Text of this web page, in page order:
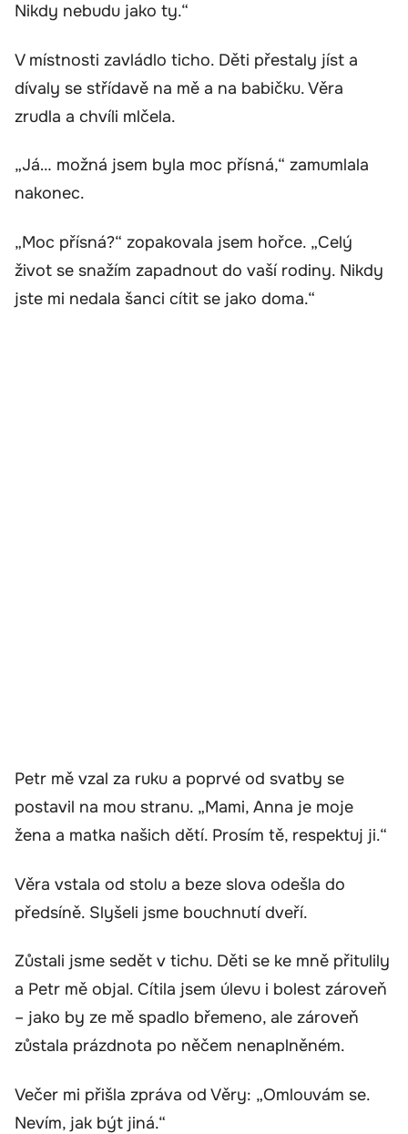
Nikdy nebudu jako ty.“
V místnosti zavládlo ticho. Děti přestaly jíst a
dívaly se střídavě na mě a na babičku. Věra
zrudla a chvíli mlčela.
„Já… možná jsem byla moc přísná,“ zamumlala
nakonec.
„Moc přísná?“ zopakovala jsem hořce. „Celý
život se snažím zapadnout do vaší rodiny. Nikdy
jste mi nedala šanci cítit se jako doma.“
Petr mě vzal za ruku a poprvé od svatby se
postavil na mou stranu. „Mami, Anna je moje
žena a matka našich dětí. Prosím tě, respektuj ji.“
Věra vstala od stolu a beze slova odešla do
předsíně. Slyšeli jsme bouchnutí dveří.
Zůstali jsme sedět v tichu. Děti se ke mně přitulily
a Petr mě objal. Cítila jsem úlevu i bolest zároveň
– jako by ze mě spadlo břemeno, ale zároveň
zůstala prázdnota po něčem nenaplněném.
Večer mi přišla zpráva od Věry: „Omlouvám se.
Nevím, jak být jiná.“